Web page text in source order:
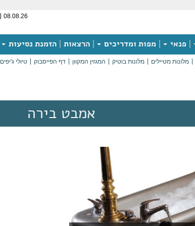
08.08.26
פנאי מפות ומדריכים הרצאות הזמנת נסיעות
מלונות מטיילים מלונות בוטיק המגזין המקוון דף הפייסבוק טיולי ג'יפים
אמבט בירה